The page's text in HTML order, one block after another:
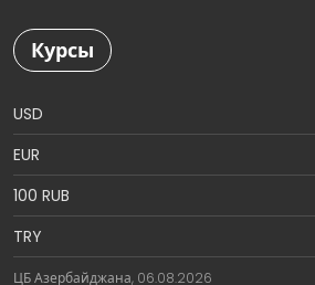
Курсы
USD
EUR
100 RUB
TRY
ЦБ Азербайджана, 06.08.2026